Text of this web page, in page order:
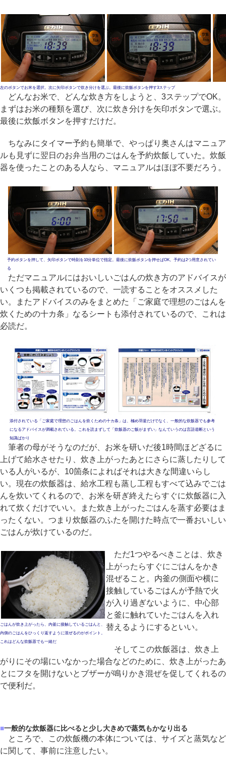
左のボタンでお米を選択。次に矢印ボタンで炊き分けを選ぶ。最後に炊飯ボタンを押す3ステップ
どんなお米で、どんな炊き方をしようと、3ステップでOK。
まずはお米の種類を選び、次に炊き分けを矢印ボタンで選ぶ。
最後に炊飯ボタンを押すだけだ。
ちなみにタイマー予約も簡単で、やっぱり奥さんはマニュア
ルも見ずに翌日のお弁当用のごはんを予約炊飯していた。炊飯
器を使ったことのある人なら、マニュアルはほぼ不要だろう。
予約ボタンを押して、矢印ボタンで時刻を10分単位で指定。最後に炊飯ボタンを押せばOK。予約は2つ用意されてい
る
ただマニュアルにはおいしいごはんの炊き方のアドバイスが
いくつも掲載されているので、一読することをオススメした
い。またアドバイスのみをまとめた「ご家庭で理想のごはんを
炊くための十カ条」なるシートも添付されているので、これは
必読だ。
添付されている「ご家庭で理想のごはんを炊くための十カ条」は、極め羽釜だけでなく、一般的な炊飯器でも参考
になるアドバイスが満載されている。これを読まずして「炊飯器のご飯がまずい」なんていうのは言語道断という
知識ばかり
筆者の母がそうなのだが、お米を研いだ後1時間ほどざるに
上げて給水させたり、炊き上がったあとにさらに蒸したりして
いる人がいるが、10箇条によればそれは大きな間違いらし
い。現在の炊飯器は、給水工程も蒸し工程もすべて込みでごは
んを炊いてくれるので、お米を研ぎ終えたらすぐに炊飯器に入
れて炊くだけでいい。また炊き上がったごはんを蒸す必要はま
ったくない。つまり炊飯器のふたを開けた時点で一番おいしい
ごはんが炊けているのだ。
ごはんが炊き上がったら、内釜に接触しているごはんと、
内側のごはんをひっくり返すように混ぜるのがポイント。
これはどんな炊飯器でも一緒だ
ただ1つやるべきことは、炊き
上がったらすぐにごはんをかき
混ぜること。内釜の側面や横に
接触しているごはんが予熱で火
が入り過ぎないように、中心部
と釜に触れていたごはんを入れ
替えるようにするといい。
そしてこの炊飯器は、炊き上
がりにその場にいなかった場合などのために、炊き上がったあ
とにフタを開けないとブザーが鳴りかき混ぜを促してくれるの
で便利だ。
■一般的な炊飯器に比べると少し大きめで蒸気もかなり出る
ところで、この炊飯機の本体については、サイズと蒸気など
に関して、事前に注意したい。